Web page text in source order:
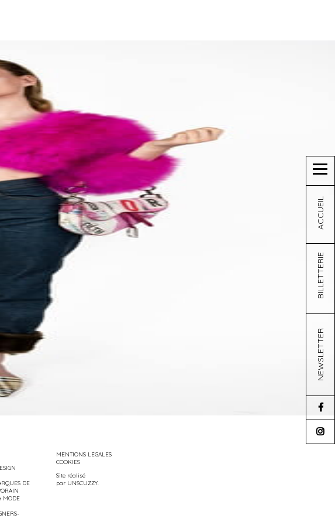
ACCUEIL
BILLETTERIE
NEWSLETTER
DE
MODE
MENTIONS LÉGALES
COOKIES
Site réalisé
par UNSCUZZY